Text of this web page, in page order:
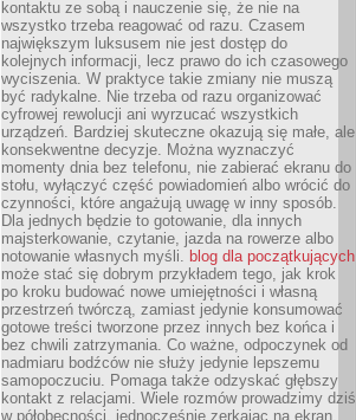
kontaktu ze sobą i nauczenie się, że nie na
wszystko trzeba reagować od razu. Czasem
największym luksusem nie jest dostęp do
kolejnych informacji, lecz prawo do ich czasowego
wyciszenia. W praktyce takie zmiany nie muszą
być radykalne. Nie trzeba od razu organizować
cyfrowej rewolucji ani wyrzucać wszystkich
urządzeń. Bardziej skuteczne okazują się małe, ale
konsekwentne decyzje. Można wyznaczyć
momenty dnia bez telefonu, nie zabierać ekranu do
stołu, wyłączyć część powiadomień albo wrócić do
czynności, które angażują uwagę w inny sposób.
Dla jednych będzie to gotowanie, dla innych
majsterkowanie, czytanie, jazda na rowerze albo
notowanie własnych myśli. blog dla początkujących
może stać się dobrym przykładem tego, jak krok
po kroku budować nowe umiejętności i własną
przestrzeń twórczą, zamiast jedynie konsumować
gotowe treści tworzone przez innych bez końca i
bez chwili zatrzymania. Co ważne, odpoczynek od
nadmiaru bodźców nie służy jedynie lepszemu
samopoczuciu. Pomaga także odzyskać głębszy
kontakt z relacjami. Wiele rozmów prowadzimy dziś
w półobecności, jednocześnie zerkając na ekran,